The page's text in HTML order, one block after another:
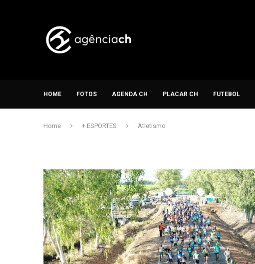
HOME FOTOS AGENDA CH PLACAR CH FUTEBOL
Home + ESPORTES Atletismo